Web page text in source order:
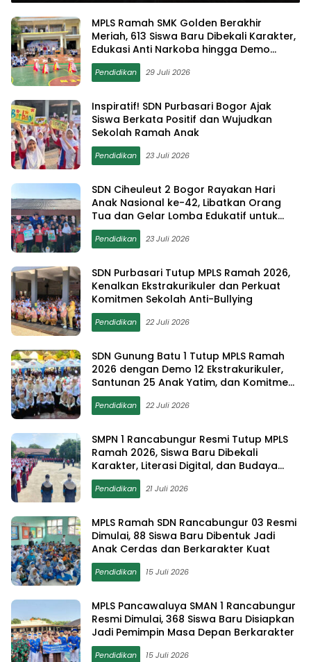
Monumen Pancasila Sakti
MPLS Ramah SMK Golden Berakhir
Meriah, 613 Siswa Baru Dibekali Karakter,
Edukasi Anti Narkoba hingga Demo
Ekstrakurikuler
Pendidikan 29 Juli 2026
Inspiratif! SDN Purbasari Bogor Ajak
Siswa Berkata Positif dan Wujudkan
Sekolah Ramah Anak
Pendidikan 23 Juli 2026
SDN Ciheuleut 2 Bogor Rayakan Hari
Anak Nasional ke-42, Libatkan Orang
Tua dan Gelar Lomba Edukatif untuk
Cetak Generasi Berprestasi
Pendidikan 23 Juli 2026
SDN Purbasari Tutup MPLS Ramah 2026,
Kenalkan Ekstrakurikuler dan Perkuat
Komitmen Sekolah Anti-Bullying
Pendidikan 22 Juli 2026
SDN Gunung Batu 1 Tutup MPLS Ramah
2026 dengan Demo 12 Ekstrakurikuler,
Santunan 25 Anak Yatim, dan Komitmen
Cetak Siswa Berprestasi
Pendidikan 22 Juli 2026
SMPN 1 Rancabungur Resmi Tutup MPLS
Ramah 2026, Siswa Baru Dibekali
Karakter, Literasi Digital, dan Budaya
Anti-Bullying
Pendidikan 21 Juli 2026
MPLS Ramah SDN Rancabungur 03 Resmi
Dimulai, 88 Siswa Baru Dibentuk Jadi
Anak Cerdas dan Berkarakter Kuat
Pendidikan 15 Juli 2026
MPLS Pancawaluya SMAN 1 Rancabungur
Resmi Dimulai, 368 Siswa Baru Disiapkan
Jadi Pemimpin Masa Depan Berkarakter
Pendidikan 15 Juli 2026